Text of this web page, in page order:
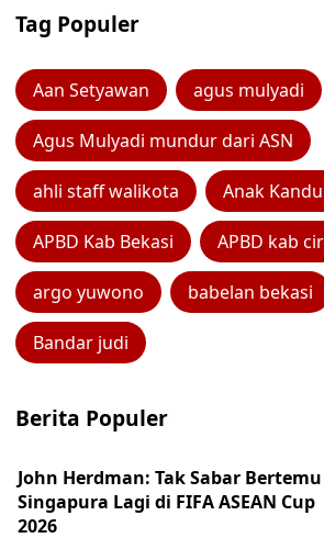
Tag Populer
Aan Setyawan agus mulyadi
Agus Mulyadi mundur dari ASN
ahli staff walikota Anak
APBD Kab Bekasi APBD kab
argo yuwono babelan bekasi
Bandar judi
Berita Populer
John Herdman: Tak Sabar Bertemu
Singapura Lagi di FIFA ASEAN Cup
2026